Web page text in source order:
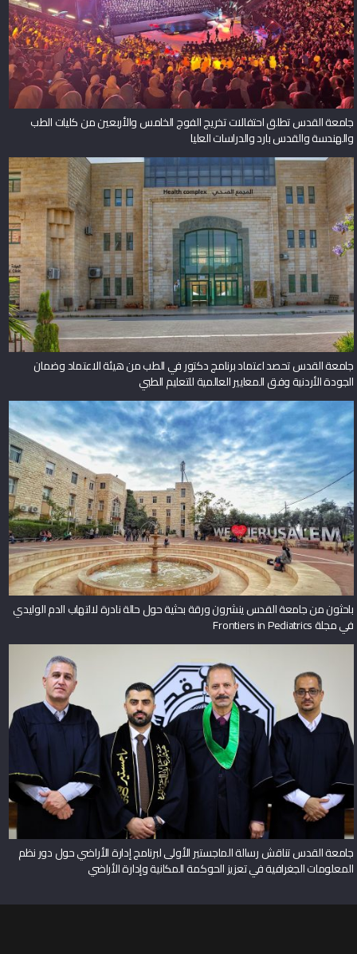
جامعة القدس تطلق احتفالات تخريج الفوج الخامس والأربعين من كليات الطب
والهندسة والقدس بارد والدراسات العليا
جامعة القدس تحصد اعتماد برنامج دكتور في الطب من هيئة الاعتماد وضمان
الجودة الأردنية وفق المعايير العالمية للتعليم الطبي
باحثون من جامعة القدس ينشرون ورقة بحثية حول حالة نادرة لالتهاب الدم الوليدي
في مجلة Frontiers in Pediatrics
جامعة القدس تناقش رسالة الماجستير الأولى لبرنامج إدارة الأراضي حول دور نظم
المعلومات الجغرافية في تعزيز الحوكمة المكانية وإدارة الأراضي